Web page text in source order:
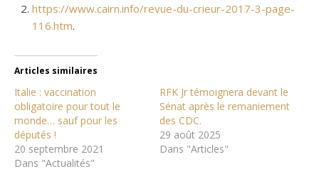
https://www.cairn.info/revue-du-crieur-2017-3-page-
116.htm.
Articles similaires
Italie : vaccination
obligatoire pour tout le
monde… sauf pour les
députés !
20 septembre 2021
Dans "Actualités"
RFK Jr témoignera devant le
Sénat après le remaniement
des CDC.
29 août 2025
Dans "Articles"